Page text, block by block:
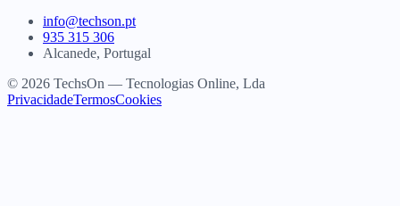
info@techson.pt
935 315 306
Alcanede, Portugal
© 2026 TechsOn — Tecnologias Online, Lda
PrivacidadeTermosCookies